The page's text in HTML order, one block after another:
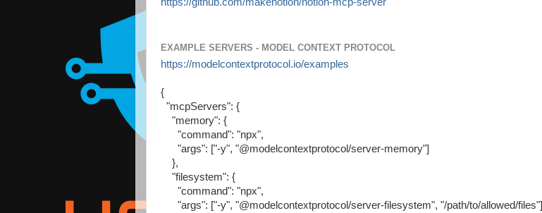
https://github.com/makenotion/notion-mcp-server
EXAMPLE SERVERS - MODEL CONTEXT PROTOCOL
https://modelcontextprotocol.io/examples
{
"mcpServers": {
"memory": {
"command": "npx",
"args": ["-y", "@modelcontextprotocol/server-memory"]
},
"filesystem": {
"command": "npx",
"args": ["-y", "@modelcontextprotocol/server-filesystem", "/path/to/allowed/files"]